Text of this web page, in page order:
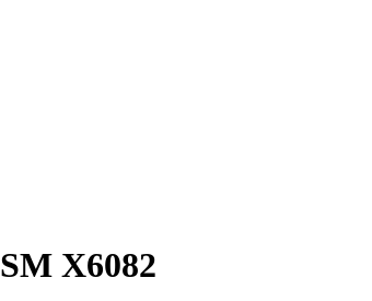
SM X6082